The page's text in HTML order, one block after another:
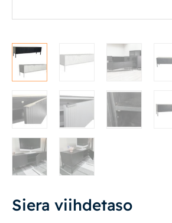
Vitriinit
Tasot
Senkit
Matot
Ulkokalusteet
Siera viihdetaso